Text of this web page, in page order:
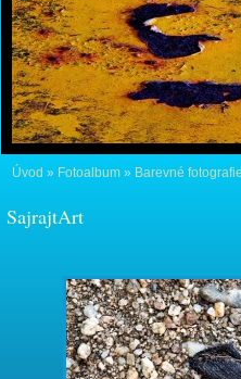
Úvod » Fotoalbum » Barevné fotografie
SajrajtArt